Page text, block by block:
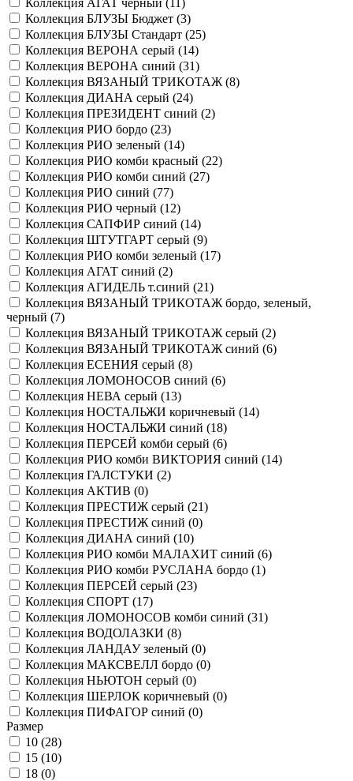
Коллекция АГАТ черный (
)
Коллекция БЛУЗЫ Бюджет (3)
Коллекция БЛУЗЫ Стандарт (25)
Коллекция ВЕРОНА серый (14)
Коллекция ВЕРОНА синий (31)
Коллекция ВЯЗАНЫЙ ТРИКОТАЖ (8)
Коллекция ДИАНА серый (24)
Коллекция ПРЕЗИДЕНТ синий (2)
Коллекция РИО бордо (23)
Коллекция РИО зеленый (14)
Коллекция РИО комби красный (22)
Коллекция РИО комби синий (27)
Коллекция РИО синий (77)
Коллекция РИО черный (12)
Коллекция САПФИР синий (14)
Коллекция ШТУТГАРТ серый (9)
Коллекция РИО комби зеленый (17)
Коллекция АГАТ синий (2)
Коллекция АГИДЕЛЬ т.синий (21)
Коллекция ВЯЗАНЫЙ ТРИКОТАЖ бордо, зеленый,
черный (7)
Коллекция ВЯЗАНЫЙ ТРИКОТАЖ серый (2)
Коллекция ВЯЗАНЫЙ ТРИКОТАЖ синий (6)
Коллекция ЕСЕНИЯ серый (8)
Коллекция ЛОМОНОСОВ синий (6)
Коллекция НЕВА серый (13)
Коллекция НОСТАЛЬЖИ коричневый (14)
Коллекция НОСТАЛЬЖИ синий (18)
Коллекция ПЕРСЕЙ комби серый (6)
Коллекция РИО комби ВИКТОРИЯ синий (14)
Коллекция ГАЛСТУКИ (2)
Коллекция АКТИВ (0)
Коллекция ПРЕСТИЖ серый (21)
Коллекция ПРЕСТИЖ синий (0)
Коллекция ДИАНА синий (10)
Коллекция РИО комби МАЛАХИТ синий (6)
Коллекция РИО комби РУСЛАНА бордо (1)
Коллекция ПЕРСЕЙ серый (23)
Коллекция СПОРТ (17)
Коллекция ЛОМОНОСОВ комби синий (31)
Коллекция ВОДОЛАЗКИ (8)
Коллекция ЛАНДАУ зеленый (0)
Коллекция МАКСВЕЛЛ бордо (0)
Коллекция НЬЮТОН серый (0)
Коллекция ШЕРЛОК коричневый (0)
Коллекция ПИФАГОР синий (0)
Размер
10 (28)
15 (10)
18 (0)